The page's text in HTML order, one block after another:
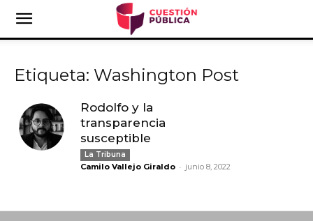
Etiqueta: Washington Post
Rodolfo y la
transparencia
susceptible
La Tribuna
Camilo Vallejo Giraldo - junio 8, 2022